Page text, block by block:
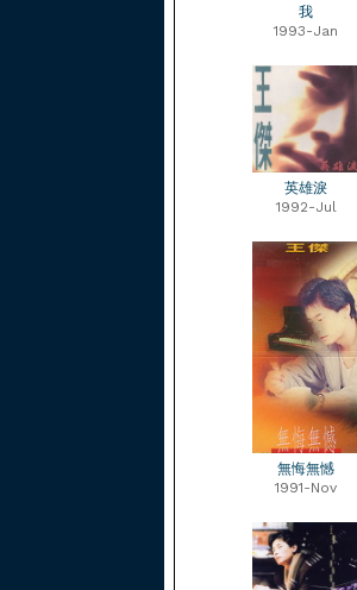
我
1993-Jan
英雄淚
1992-Jul
無悔無憾
1991-Nov